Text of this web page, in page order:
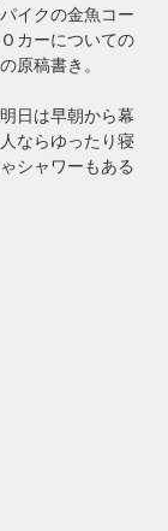
イクの金魚コー
カーについての
原稿書き。
日は早朝から幕
ならゆったり寝
シャワーもある